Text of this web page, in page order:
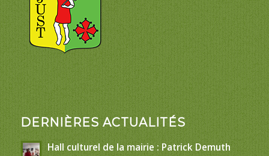
DERNIÈRES ACTUALITÉS
Hall culturel de la mairie : Patrick Demuth